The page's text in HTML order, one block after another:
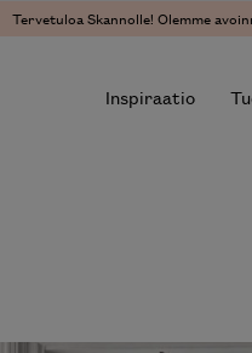
Tervetuloa Skannolle! Olemme
Inspiraatio